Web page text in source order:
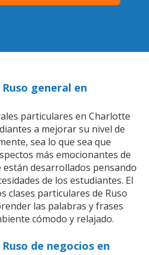
general en
particulares en Charlotte
a mejorar su nivel de
sea lo que sea que
más emocionantes de
desarrollados pensando
de los estudiantes. El
clases particulares de Ruso
las palabras y frases
cómodo y relajado.
de negocios en